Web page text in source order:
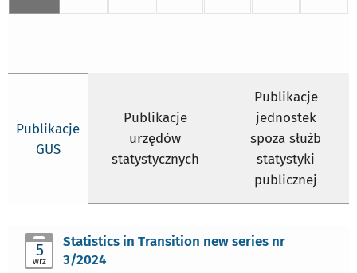
Publikacje
GUS
Publikacje
urzędów
statystycznych
Publikacje
jednostek
spoza służb
statystyki
publicznej
5
wrz
Statistics in Transition new series nr
3/2024